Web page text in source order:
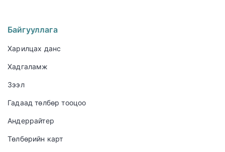
Байгууллага
Харилцах данс
Хадгаламж
Зээл
Гадаад төлбөр тооцоо
Андеррайтер
Төлбөрийн карт